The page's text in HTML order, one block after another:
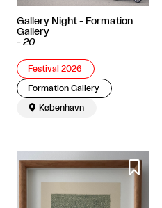
Gallery Night - Formation
Gallery
- 20
Festival 2026
Formation Gallery
 København
